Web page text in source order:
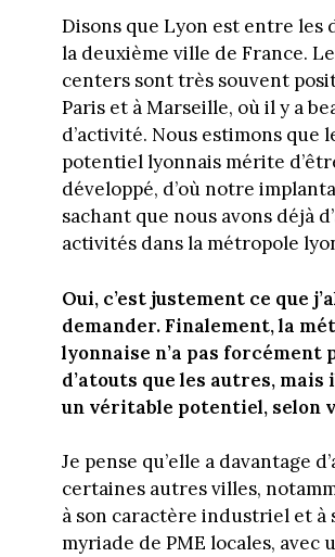
Disons que Lyon est entre les
la deuxième ville de France.
centers sont très souvent
Paris et à Marseille, où il y a
d’activité. Nous estimons que
potentiel lyonnais mérite
développé, d’où notre
sachant que nous avons déjà
activités dans la métropole
Oui, c’est justement ce que
demander. Finalement, la
lyonnaise n’a pas forcément
d’atouts que les autres, mais
un véritable potentiel, selon
Je pense qu’elle a davantage
certaines autres villes,
à son caractère industriel et à
myriade de PME locales, avec